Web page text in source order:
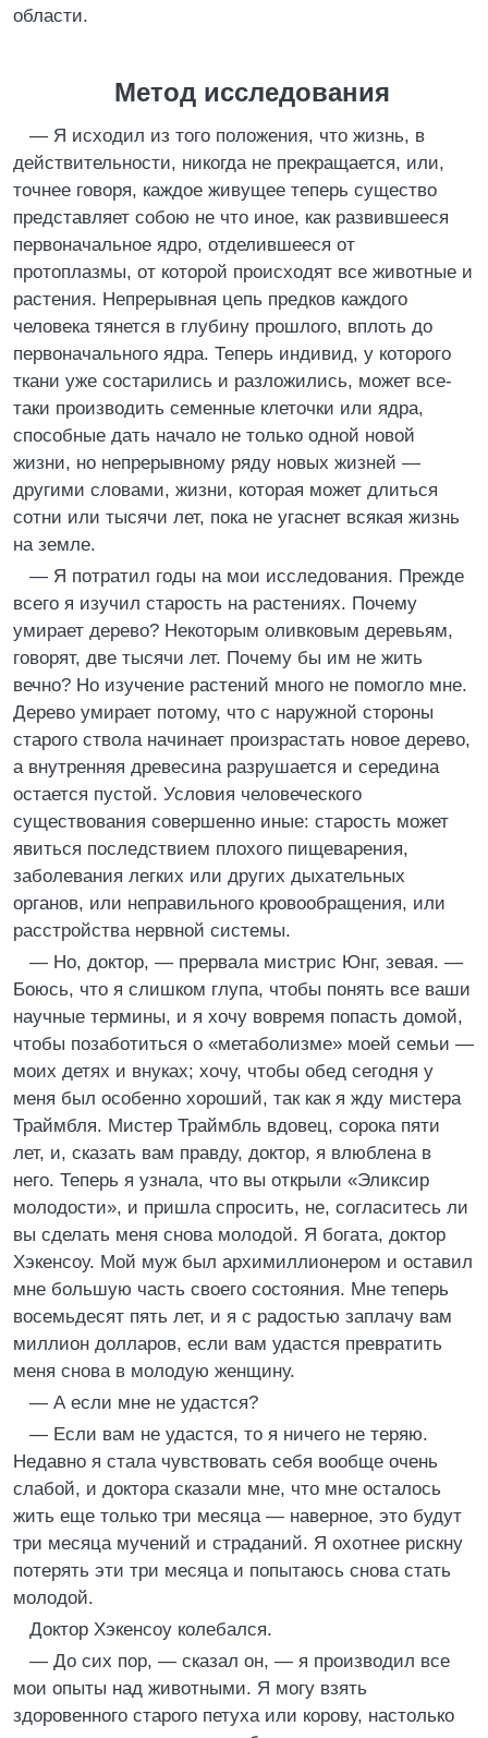
области.
Метод исследования
— Я исходил из того положения, что жизнь, в
действительности, никогда не прекращается, или,
точнее говоря, каждое живущее теперь существо
представляет собою не что иное, как развившееся
первоначальное ядро, отделившееся от
протоплазмы, от которой происходят все животные и
растения. Непрерывная цепь предков каждого
человека тянется в глубину прошлого, вплоть до
первоначального ядра. Теперь индивид, у которого
ткани уже состарились и разложились, может все-
таки производить семенные клеточки или ядра,
способные дать начало не только одной новой
жизни, но непрерывному ряду новых жизней —
другими словами, жизни, которая может длиться
сотни или тысячи лет, пока не угаснет всякая жизнь
на земле.
— Я потратил годы на мои исследования. Прежде
всего я изучил старость на растениях. Почему
умирает дерево? Некоторым оливковым деревьям,
говорят, две тысячи лет. Почему бы им не жить
вечно? Но изучение растений много не помогло мне.
Дерево умирает потому, что с наружной стороны
старого ствола начинает произрастать новое дерево,
а внутренняя древесина разрушается и середина
остается пустой. Условия человеческого
существования совершенно иные: старость может
явиться последствием плохого пищеварения,
заболевания легких или других дыхательных
органов, или неправильного кровообращения, или
расстройства нервной системы.
— Но, доктор, — прервала мистрис Юнг, зевая. —
Боюсь, что я слишком глупа, чтобы понять все ваши
научные термины, и я хочу вовремя попасть домой,
чтобы позаботиться о «метаболизме» моей семьи —
моих детях и внуках; хочу, чтобы обед сегодня у
меня был особенно хороший, так как я жду мистера
Траймбля. Мистер Траймбль вдовец, сорока пяти
лет, и, сказать вам правду, доктор, я влюблена в
него. Теперь я узнала, что вы открыли «Эликсир
молодости», и пришла спросить, не, согласитесь ли
вы сделать меня снова молодой. Я богата, доктор
Хэкенсоу. Мой муж был архимиллионером и оставил
мне большую часть своего состояния. Мне теперь
восемьдесят пять лет, и я с радостью заплачу вам
миллион долларов, если вам удастся превратить
меня снова в молодую женщину.
— А если мне не удастся?
— Если вам не удастся, то я ничего не теряю.
Недавно я стала чувствовать себя вообще очень
слабой, и доктора сказали мне, что мне осталось
жить еще только три месяца — наверное, это будут
три месяца мучений и страданий. Я охотнее рискну
потерять эти три месяца и попытаюсь снова стать
молодой.
Доктор Хэкенсоу колебался.
— До сих пор, — сказал он, — я производил все
мои опыты над животными. Я могу взять
здоровенного старого петуха или корову, настолько